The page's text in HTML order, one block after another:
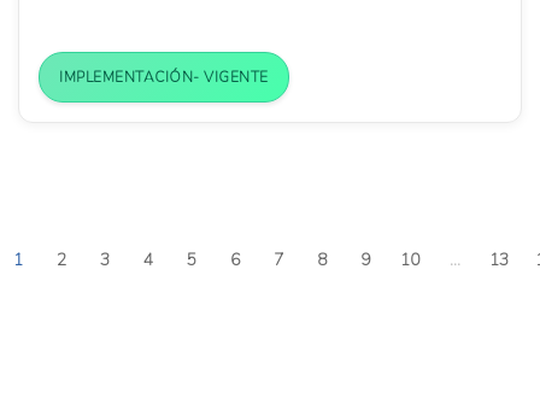
IMPLEMENTACIÓN- VIGENTE
1 2 3 4 5 6 7 8 9 10 ... 13